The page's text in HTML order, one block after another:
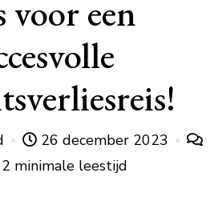
voor een
26 december 2023
minimale leestijd